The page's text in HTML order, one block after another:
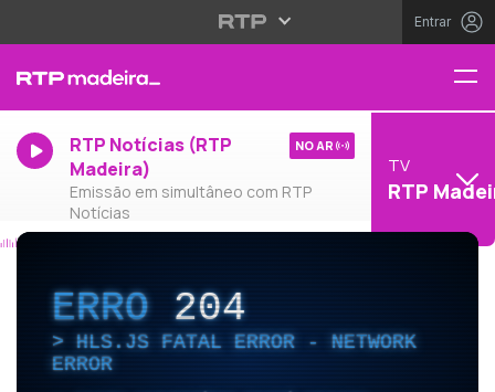
Entrar
RTP Notícias (RTP
Madeira)
Emissão em simultâneo com RTP
Notícias
NO AR
TV
RTP
ERRO204
HLS.JS FATAL ERROR - NETWORK
ERROR